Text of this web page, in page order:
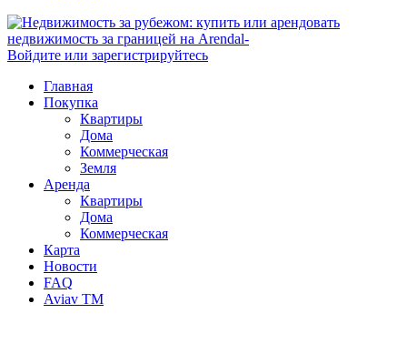
Войдите или зарегистрируйтесь
Главная
Покупка
Квартиры
Дома
Коммерческая
Земля
Аренда
Квартиры
Дома
Коммерческая
Карта
Новости
FAQ
Aviav TM